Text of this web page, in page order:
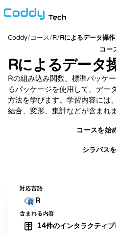
Tech
Coddy/コース/R/Rによるデータ操作
コー
Rによるデータ
Rの組み込み関数、標準パッケ
るパッケージを使用して、デー
方法を学びます。学習内容には
結合、変形、集計などが含まれま
コースを始
シラバス
対応言語
R
含まれる内容
14件のインタラクティ